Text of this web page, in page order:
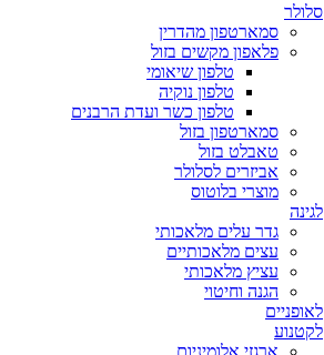
סלולר
סמארטפון מהדרין
פלאפון מקשים בזול
טלפון שיאומי
טלפון נוקיה
טלפון כשר ועדת הרבנים
סמארטפון בזול
טאבלט בזול
אביזרים לסלולר
מוצרי בלוטוס
לגינה
גדר עלים מלאכותי
עצים מלאכותיים
עציץ מלאכותי
הגנה וחיטוי
לאופניים
לקטנוע
ארגזי אלומיניום